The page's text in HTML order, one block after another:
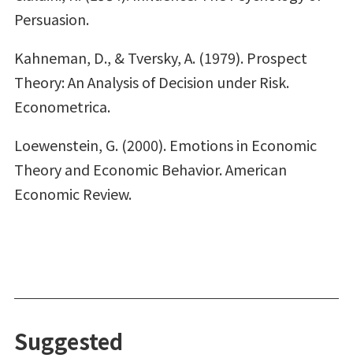
Persuasion.
Kahneman, D., & Tversky, A. (1979). Prospect
Theory: An Analysis of Decision under Risk.
Econometrica.
Loewenstein, G. (2000). Emotions in Economic
Theory and Economic Behavior. American
Economic Review.
Suggested